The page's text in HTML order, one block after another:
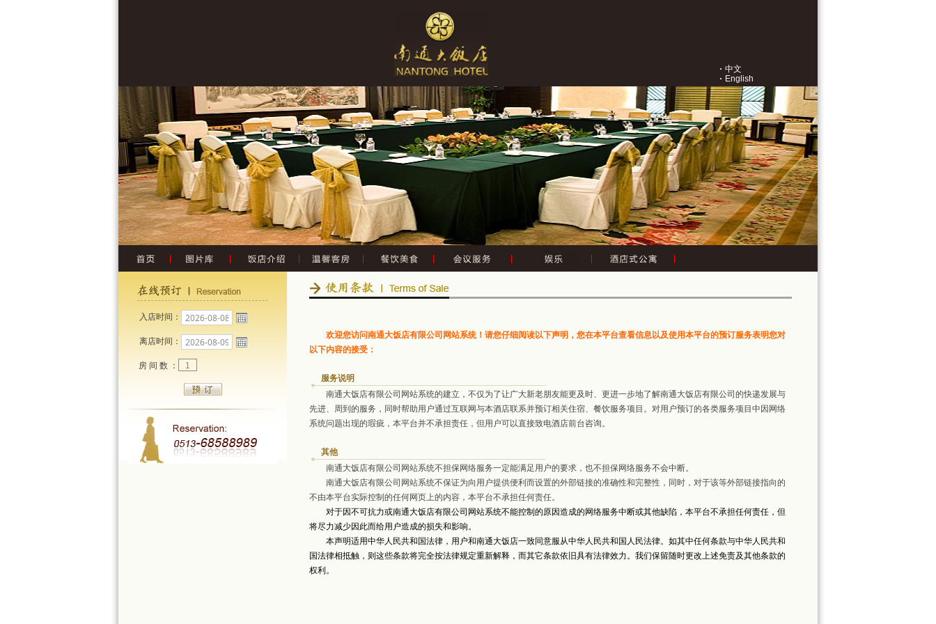
中文
English
入店时间：
离店时间：
房 间 数 ：
欢迎您访问南通大饭店有限公司网站系统！请您仔细阅读以下声明，您在本平台查看信息以及使用本平台的预订服务表明您对
以下内容的接受：
服务说明
南通大饭店有限公司网站系统的建立，不仅为了让广大新老朋友能更及时、更进一步地了解南通大饭店有限公司的快递发展与
先进、周到的服务，同时帮助用户通过互联网与本酒店联系并预订相关住宿、餐饮服务项目。对用户预订的各类服务项目中因网络
系统问题出现的瑕疵，本平台并不承担责任，但用户可以直接致电酒店前台咨询。
其他
南通大饭店有限公司网站系统不担保网络服务一定能满足用户的要求，也不担保网络服务不会中断。
南通大饭店有限公司网站系统不保证为向用户提供便利而设置的外部链接的准确性和完整性，同时，对于该等外部链接指向的
不由本平台实际控制的任何网页上的内容，本平台不承担任何责任。
对于因不可抗力或南通大饭店有限公司网站系统不能控制的原因造成的网络服务中断或其他缺陷，本平台不承担任何责任，但
将尽力减少因此而给用户造成的损失和影响。
本声明适用中华人民共和国法律，用户和南通大饭店一致同意服从中华人民共和国人民法律。如其中任何条款与中华人民共和
国法律相抵触，则这些条款将完全按法律规定重新解释，而其它条款依旧具有法律效力。我们保留随时更改上述免责及其他条款的
权利。